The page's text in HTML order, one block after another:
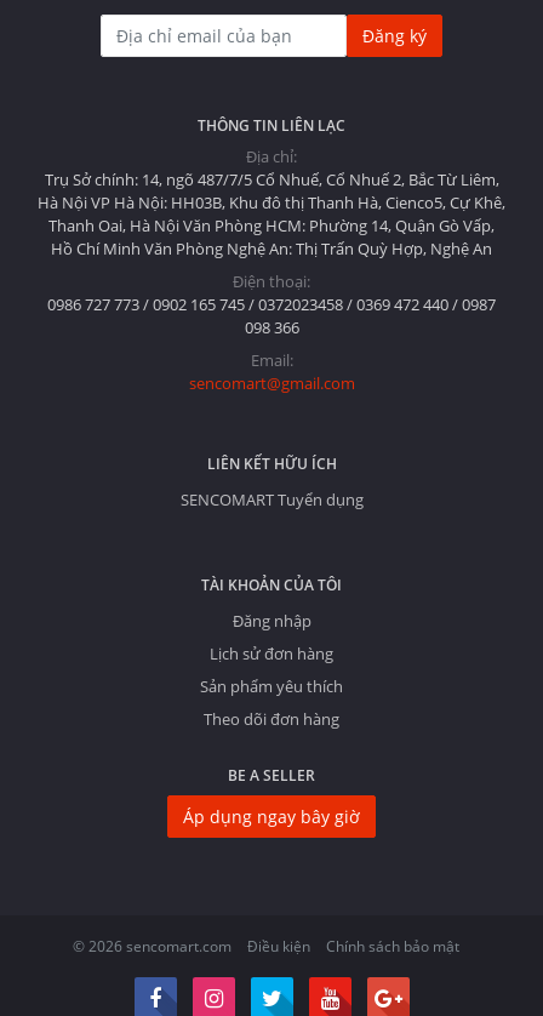
Đăng ký
THÔNG TIN LIÊN LẠC
Địa chỉ:
Trụ Sở chính: 14, ngõ 487/7/5 Cổ Nhuế, Cổ Nhuế 2, Bắc Từ Liêm,
Hà Nội VP Hà Nội: HH03B, Khu đô thị Thanh Hà, Cienco5, Cự Khê,
Thanh Oai, Hà Nội Văn Phòng HCM: Phường 14, Quận Gò Vấp,
Hồ Chí Minh Văn Phòng Nghệ An: Thị Trấn Quỳ Hợp, Nghệ An
Điện thoại:
0986 727 773 / 0902 165 745 / 0372023458 / 0369 472 440 / 0987
098 366
Email:
sencomart@gmail.com
LIÊN KẾT HỮU ÍCH
SENCOMART Tuyển dụng
TÀI KHOẢN CỦA TÔI
Đăng nhập
Lịch sử đơn hàng
Sản phẩm yêu thích
Theo dõi đơn hàng
BE A SELLER
Áp dụng ngay bây giờ
© 2026 sencomart.com Điều kiện Chính sách bảo mật